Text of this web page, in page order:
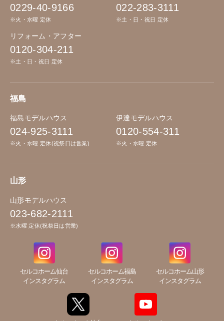
0229-40-9166
※火・水曜 定休
022-283-3111
※土・日・祝日 定休
リフォーム・アフター
0120-304-211
※土・日・祝日 定休
福島
福島モデルハウス
024-925-3111
※火・水曜 定休(祝祭日は営業)
伊達モデルハウス
0120-554-311
※火・水曜 定休
山形
山形モデルハウス
023-682-2111
※水曜 定休(祝祭日は営業)
セルコホーム仙台
インスタグラム
セルコホーム福島
インスタグラム
セルコホーム山形
インスタグラム